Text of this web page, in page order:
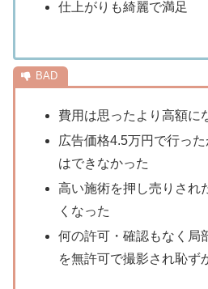
仕上がりも綺麗で満足
費用は思ったより高額に
広告価格4.5万円で行っ
はできなかった
高い施術を押し売りされ
くなった
何の許可・確認もなく局
を無許可で撮影され恥ず